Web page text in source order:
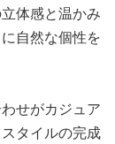
体感と温かみ
自然な個性を
せがカジュア
タイルの完成